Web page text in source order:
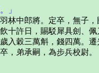
」
中郎將。定卒，無子，
許日，賜駁犀具劍、
穀三萬斛，錢四萬。
，弟承嗣，為步兵校尉。